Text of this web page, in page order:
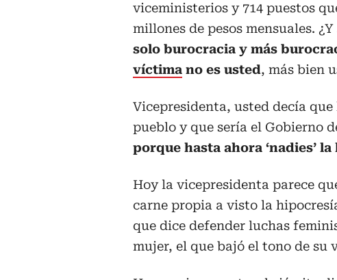
viceministerios y 714 puestos
millones de pesos mensuales.
solo burocracia y más
víctima no es usted, más bien
Vicepresidenta, usted decía que
pueblo y que sería el Gobierno
porque hasta ahora ‘nadies’
Hoy la vicepresidenta parece
carne propia a visto la
que dice defender luchas
mujer, el que bajó el tono de su